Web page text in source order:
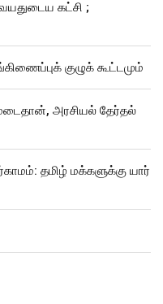
கட்சி ;
குழுக் கூட்டமும்
அரசியல் தேர்தல்
தமிழ் மக்களுக்கு யார்